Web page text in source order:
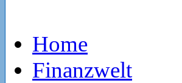
Home
Finanzwelt